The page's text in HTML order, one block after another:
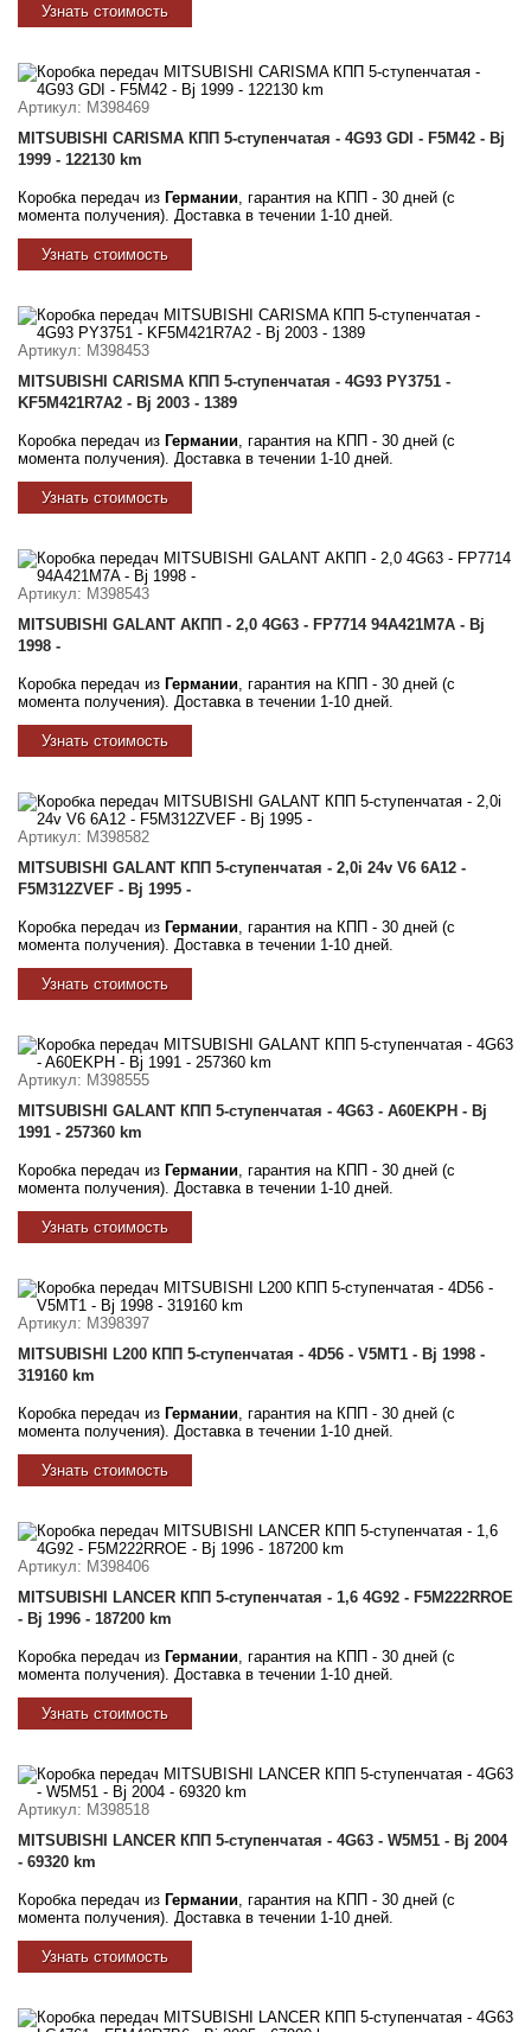
Узнать стоимость
Артикул: M398469
MITSUBISHI CARISMA КПП 5-ступенчатая - 4G93 GDI - F5M42 - Bj
1999 - 122130 km
Коробка передач из Германии , гарантия на КПП - 30 дней (с
момента получения). Доставка в течении 1-10 дней.
Узнать стоимость
Артикул: M398453
MITSUBISHI CARISMA КПП 5-ступенчатая - 4G93 PY3751 -
KF5M421R7A2 - Bj 2003 - 1389
Коробка передач из Германии , гарантия на КПП - 30 дней (с
момента получения). Доставка в течении 1-10 дней.
Узнать стоимость
Артикул: M398543
MITSUBISHI GALANT АКПП - 2,0 4G63 - FP7714 94A421M7A - Bj
1998 -
Коробка передач из Германии , гарантия на КПП - 30 дней (с
момента получения). Доставка в течении 1-10 дней.
Узнать стоимость
Артикул: M398582
MITSUBISHI GALANT КПП 5-ступенчатая - 2,0i 24v V6 6A12 -
F5M312ZVEF - Bj 1995 -
Коробка передач из Германии , гарантия на КПП - 30 дней (с
момента получения). Доставка в течении 1-10 дней.
Узнать стоимость
Артикул: M398555
MITSUBISHI GALANT КПП 5-ступенчатая - 4G63 - A60EKPH - Bj
1991 - 257360 km
Коробка передач из Германии , гарантия на КПП - 30 дней (с
момента получения). Доставка в течении 1-10 дней.
Узнать стоимость
Артикул: M398397
MITSUBISHI L200 КПП 5-ступенчатая - 4D56 - V5MT1 - Bj 1998 -
319160 km
Коробка передач из Германии , гарантия на КПП - 30 дней (с
момента получения). Доставка в течении 1-10 дней.
Узнать стоимость
Артикул: M398406
MITSUBISHI LANCER КПП 5-ступенчатая - 1,6 4G92 - F5M222RROE
- Bj 1996 - 187200 km
Коробка передач из Германии , гарантия на КПП - 30 дней (с
момента получения). Доставка в течении 1-10 дней.
Узнать стоимость
Артикул: M398518
MITSUBISHI LANCER КПП 5-ступенчатая - 4G63 - W5M51 - Bj 2004
- 69320 km
Коробка передач из Германии , гарантия на КПП - 30 дней (с
момента получения). Доставка в течении 1-10 дней.
Узнать стоимость